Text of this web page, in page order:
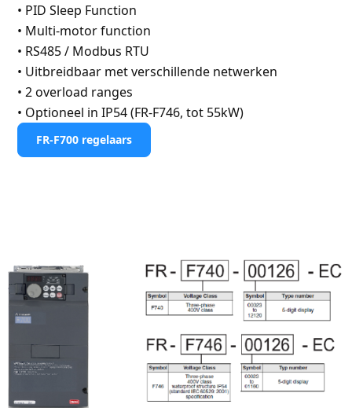
• PID Sleep Function
• Multi-motor function
• RS485 / Modbus RTU
• Uitbreidbaar met verschillende netwerken
• 2 overload ranges
• Optioneel in IP54 (FR-F746, tot 55kW)
FR-F700 regelaars